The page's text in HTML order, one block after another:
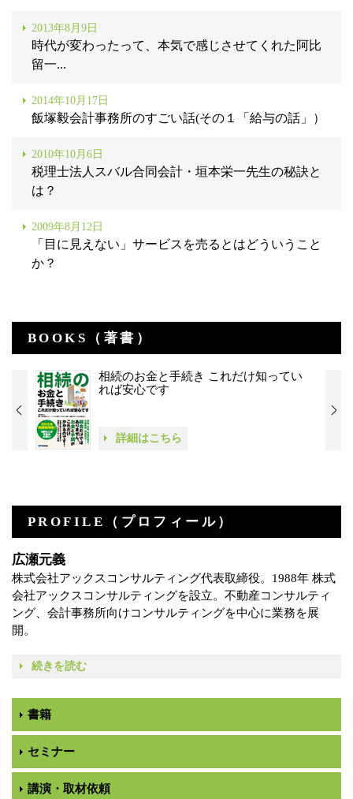
2013年8月9日
時代が変わったって、本気で感じさせてくれた阿比
留一...
2014年10月17日
飯塚毅会計事務所のすごい話(その１「給与の話」）
2010年10月6日
税理士法人スバル合同会計・垣本栄一先生の秘訣と
は？
2009年8月12日
「目に見えない」サービスを売るとはどういうこと
か？
BOOKS（著書）
相続のお金と手続き これだけ知ってい
れば安心です
詳細はこちら
PROFILE（プロフィール）
広瀬元義
株式会社アックスコンサルティング代表取締役。1988年 株式
会社アックスコンサルティングを設立。不動産コンサルティ
ング、会計事務所向けコンサルティングを中心に業務を展
開。
続きを読む
書籍
セミナー
講演・取材依頼